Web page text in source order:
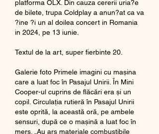
platforma OLX. Din cauza cererii uria?e
de bilete, trupa Coldplay a anun?at ca va
?ine ?i un al doilea concert in Romania
in 2024, pe 13 iunie.
Textul de la art, super fierbinte 20.
Galerie foto Primele imagini cu mașina
care a luat foc în Pasajul Unirii. În Mini
Cooper-ul cuprins de flăcări era și un
copil. Circulaţia rutieră în Pasajul Unirii
este oprită, la această oră, pe ambele
sensuri, după ce o mașină a luat foc în
mers. „Au ars materiale combustibile